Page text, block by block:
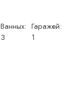
Ванных:
3
Гаражей:
1